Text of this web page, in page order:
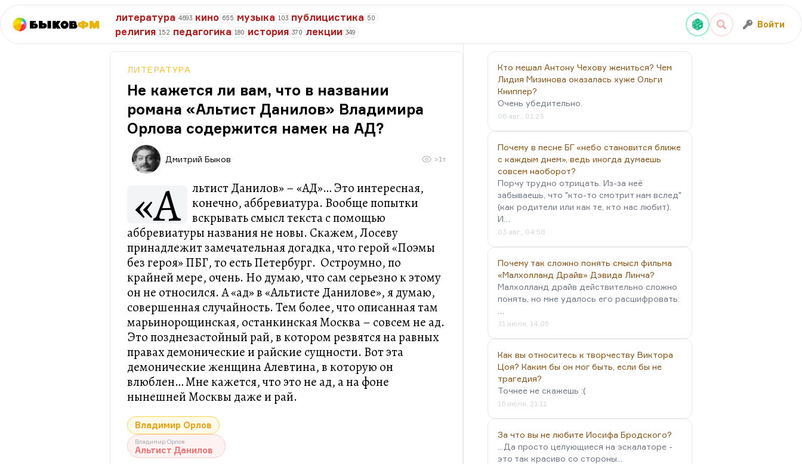
БыковФМ
литература 4693 кино 655 музыка 103 публицистика 50
религия 152 педагогика 180 история 370 лекции 349
Войти
ЛИТЕРАТУРА
Не кажется ли вам, что в названии
романа «Альтист Данилов» Владимира
Орлова содержится намек на АД?
Дмитрий Быков >1т
«А
льтист Данилов» – «АД»… Это интересная,
конечно, аббревиатура. Вообще попытки
вскрывать смысл текста с помощью
аббревиатуры названия не новы. Скажем, Лосеву
принадлежит замечательная догадка, что герой «Поэмы
без героя» ПБГ, то есть Петербург. Остроумно, по
крайней мере, очень. Но думаю, что сам серьезно к этому
он не относился. А «ад» в «Альтисте Данилове», я думаю,
совершенная случайность. Тем более, что описанная там
марьинорощинская, останкинская Москва – совсем не ад.
Это позднезастойный рай, в котором резвятся на равных
правах демонические и райские сущности. Вот эта
демонические женщина Алевтина, в которую он
влюблен… Мне кажется, что это не ад, а на фоне
нынешней Москвы даже и рай.
Владимир Орлов
Владимир Орлов
Альтист Данилов
Кто мешал Антону Чехову жениться? Чем
Лидия Мизинова оказалась хуже Ольги
Книппер?
Очень убедительно.
06 авг., 01:23
Почему в песне БГ «небо становится ближе
с каждым днем», ведь иногда думаешь
совсем наоборот?
Порчу трудно отрицать. Из-за неё
забываешь, что "кто-то смотрит нам вслед"
(как родители или как те, кто нас любит).
И…
03 авг., 04:58
Почему так сложно понять смысл фильма
«Малхолланд Драйв» Дэвида Линча?
Малхолланд драйв действительно сложно
понять, но мне удалось его расшифровать:
31 июля, 14:05
Как вы относитесь к творчеству Виктора
Цоя? Каким бы он мог быть, если бы не
трагедия?
Точнее не скажешь :(
16 июля, 21:11
За что вы не любите Иосифа Бродского?
...Да просто целующиеся на эскалаторе -
это так красиво со стороны...